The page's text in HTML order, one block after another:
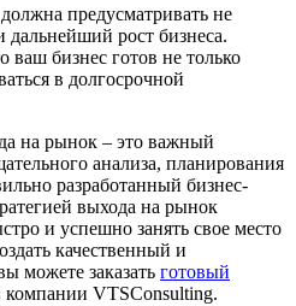
предусматривать не
дальнейший рост бизнеса.
ваш бизнес готов не только
в долгосрочной
на рынок – это важный
анализа, планирования
разработанный бизнес-
выхода на рынок
и успешно занять свое место
качественный и
можете заказать готовый
компании VTSConsulting.